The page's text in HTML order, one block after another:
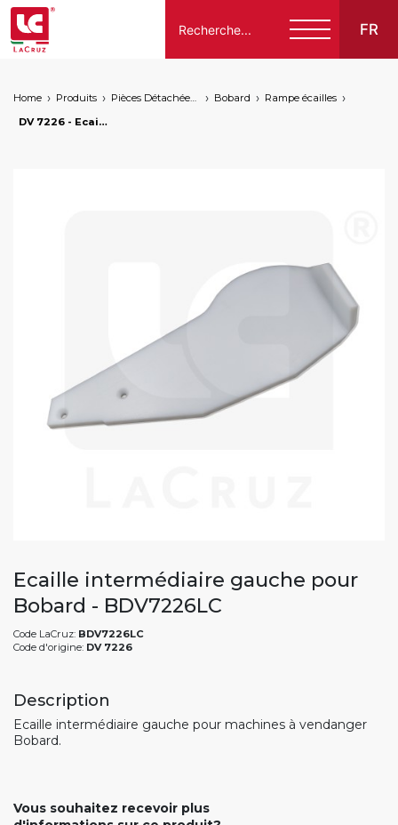
FR
Italiano
Home Produits Pièces Détachées Compatibles Pour Machines À Vendanger Des Marques Suivantes Bobard
Rampe écailles
DV 7226 - Ecaille intermédiaire gauche pour Bobard, markets: []string{"B", "HU"}
Ecaille intermédiaire gauche pour
Bobard - BDV7226LC
Code LaCruz: BDV7226LC
Code d'origine: DV 7226
Description
Ecaille intermédiaire gauche pour machines à vendanger
Bobard.
Vous souhaitez recevoir plus